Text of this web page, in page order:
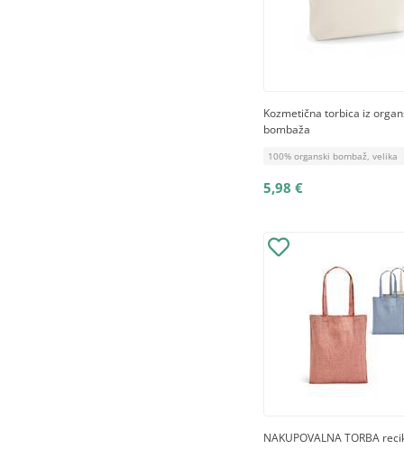
Kozmetična torbica iz
bombaža
100% organski bombaž, velika
5,98 €
NAKUPOVALNA TORBA